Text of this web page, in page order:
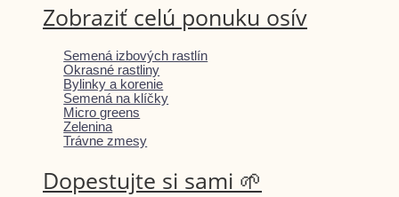
Zobraziť celú ponuku osív
Semená izbových rastlín
Okrasné rastliny
Bylinky a korenie
Semená na klíčky
Micro greens
Zelenina
Trávne zmesy
Dopestujte si sami 🌱